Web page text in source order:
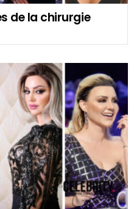
de la chirurgie